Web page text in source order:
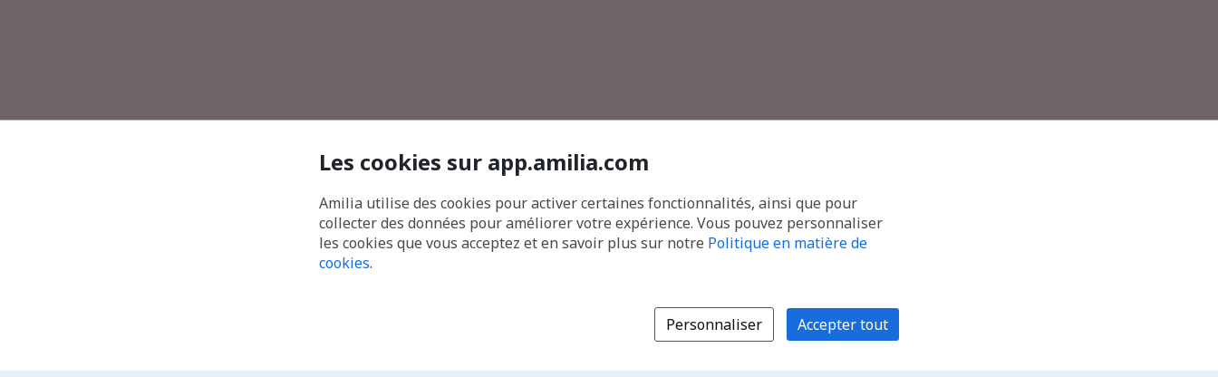
Les cookies sur app.amilia.com
Amilia utilise des cookies pour activer certaines fonctionnalités, ainsi que pour
collecter des données pour améliorer votre expérience. Vous pouvez personnaliser
les cookies que vous acceptez et en savoir plus sur notre Politique en matière de
cookies.
Personnaliser Accepter tout